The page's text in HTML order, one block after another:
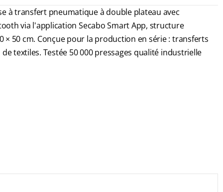
à transfert pneumatique à double plateau avec
via l'application Secabo Smart App, structure
× 50 cm. Conçue pour la production en série : transferts
textiles. Testée 50 000 pressages qualité industrielle